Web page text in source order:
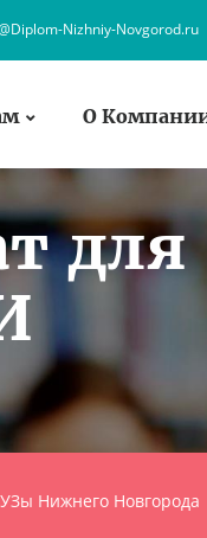
Nizhniy-Novgorod.ru
О
для
Нижнего Новгорода